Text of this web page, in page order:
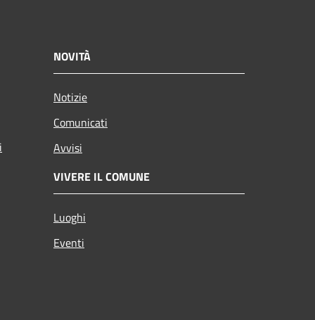
NOVITÀ
Notizie
Comunicati
Avvisi
VIVERE IL COMUNE
Luoghi
Eventi